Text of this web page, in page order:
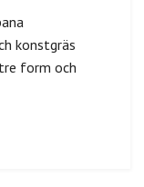
konstgräs
form och